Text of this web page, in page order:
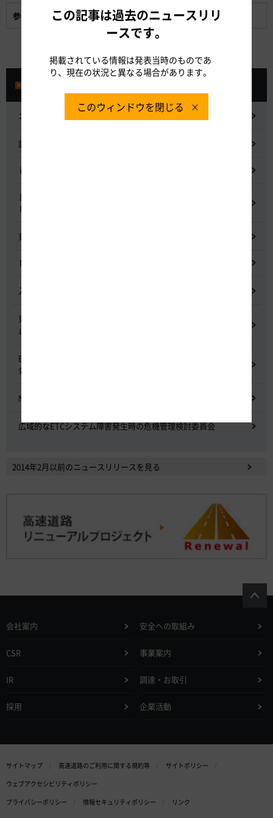
参考資料: 全線開通50周年イベント案内図
ニュースリリース
記者会見
都市間高速道路料金割引検討会
鋼少数主桁橋の床版下面吹付コンクリートはく離・落下事象調査
検討委員会
東名高速道路宇利トンネル照明灯具落下事象調査検討会
NEXCO中日本グループの経営上の課題と取組み
入札に係る不正行為に関する調査及び再発防止のための委員会
東名高速道路 中吉田高架橋 塗装塗替え工事による火災事故再発防
止委員会
E20 中央道を跨ぐ橋梁の耐震補強工事施工不良に関する調査委員
会
NEXCO中日本における降雪時の対応に関する検討会
広域的なETCシステム障害発生時の危機管理検討委員会
2014年2月以前のニュースリリースを見る
会社案内 安全への取組み
CSR 事業案内
IR 調達・お取引
採用 企業活動
サイトマップ 高速道路のご利用に関する規約等
サイトポリシー
ウェブアクセシビリティポリシー
プライバシーポリシー
情報セキュリティポリシー リンク
この記事は過去のニュースリリ
ースです。
掲載されている情報は発表当時のものであ
り、現在の状況と異なる場合があります。
このウィンドウを閉じる